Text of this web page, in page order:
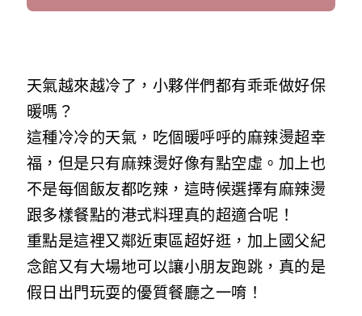
天氣越來越冷了，小夥伴們都有乖乖做好保
暖嗎？
這種冷冷的天氣，吃個暖呼呼的麻辣燙超幸
福，但是只有麻辣燙好像有點空虛。加上也
不是每個飯友都吃辣，這時候選擇有麻辣燙
跟多樣餐點的港式料理真的超適合呢！
重點是這裡又鄰近東區超好逛，加上國父紀
念館又有大場地可以讓小朋友跑跳，真的是
假日出門玩耍的優質餐廳之一唷！